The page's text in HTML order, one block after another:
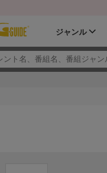
ジャンル